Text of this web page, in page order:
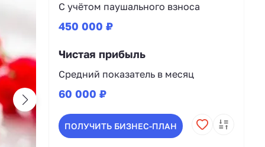
С учётом паушального взноса
450 000 ₽
Чистая прибыль
Средний показатель в месяц
60 000 ₽
ПОЛУЧИТЬ БИЗНЕС-ПЛАН